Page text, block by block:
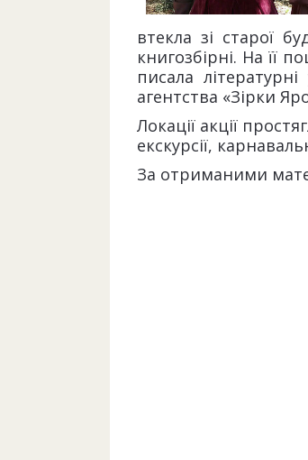
втекла зі старої
книгозбірні. На її
писала
агентства «Зірки
Локації акції
екскурсії,
За отриманими